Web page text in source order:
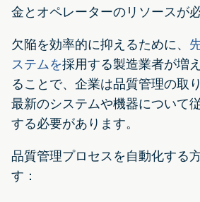
金とオペレーターのリソースが
欠陥を効率的に抑えるために、
ステムを採用する製造業者が増
ることで、企業は品質管理の取
最新のシステムや機器について
する必要があります。
品質管理プロセスを自動化する
す：